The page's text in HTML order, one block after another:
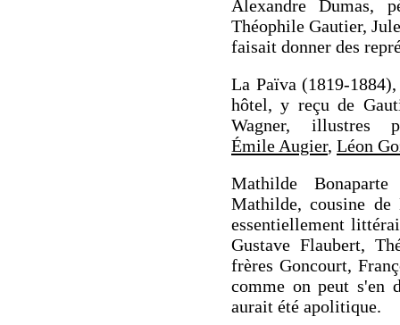
Alexandre Dumas,
Théophile Gautier,
faisait donner des
La Païva (1819-
hôtel, y reçu de
Wagner, illustres
Émile Augier, Léon
Mathilde
Mathilde, cousine
essentiellement
Gustave Flaubert,
frères Goncourt,
comme on peut s'en
aurait été apolitique.